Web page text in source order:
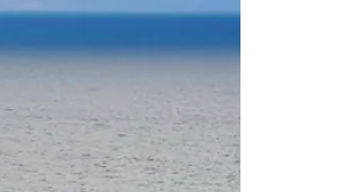
ou tocando e deslizando o dedo na tela.